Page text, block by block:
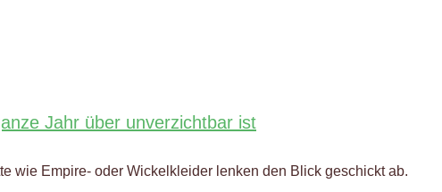
Jahr über unverzichtbar ist
wie Empire- oder Wickelkleider lenken den Blick geschickt ab.